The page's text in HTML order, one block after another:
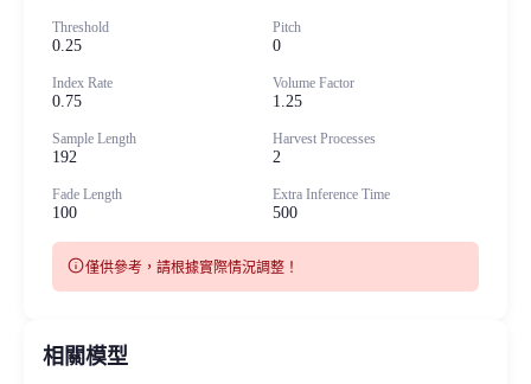
Threshold
0.25
Pitch
0
Index Rate
0.75
Volume Factor
1.25
Sample Length
192
Harvest Processes
2
Fade Length
100
Extra Inference Time
500
info僅供參考，請根據實際情況調整！
相關模型